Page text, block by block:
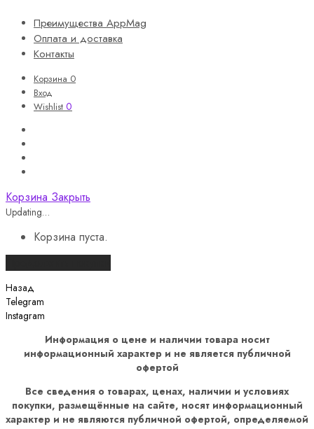
Преимущества AppMag
Оплата и доставка
Контакты
Корзина 0
Вход
Wishlist 0
Корзина Закрыть
Updating…
Корзина пуста.
Назад
Telegram
Instagram
Информация о цене и наличии товара носит
информационный характер и не является публичной
офертой
Все сведения о товарах, ценах, наличии и условиях
покупки, размещённые на сайте, носят информационный
характер и не являются публичной офертой, определяемой